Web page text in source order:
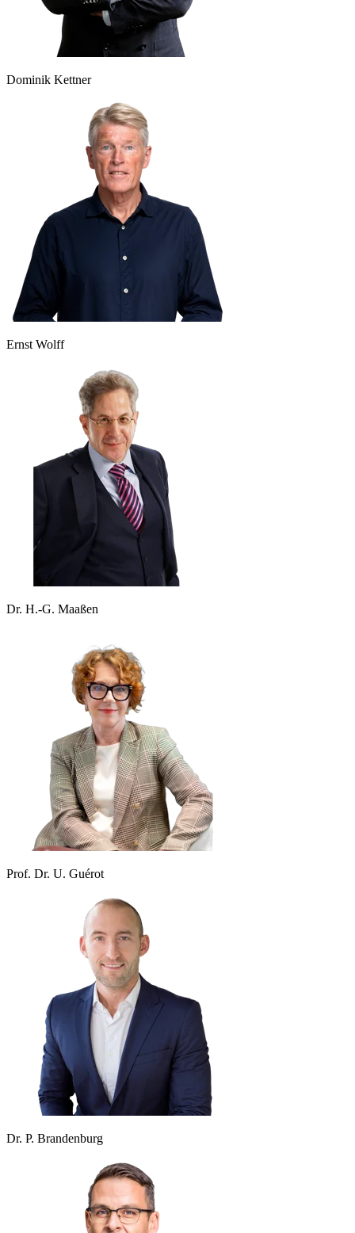
Dominik Kettner
Ernst Wolff
Dr. H.-G. Maaßen
Prof. Dr. U. Guérot
Dr. P. Brandenburg